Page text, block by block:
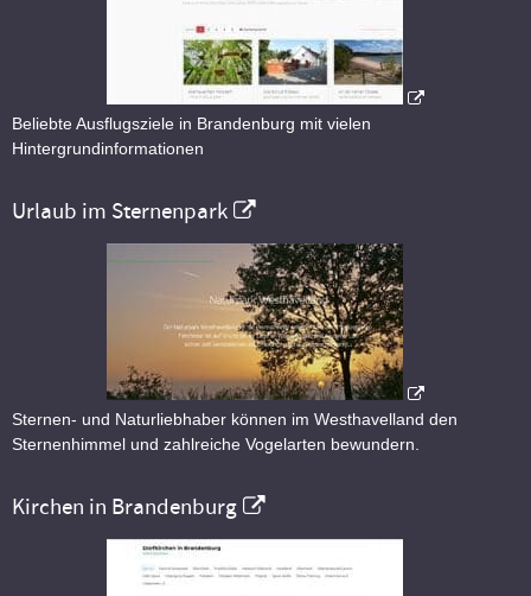
Beliebte Ausflugsziele in Brandenburg mit vielen
Hintergrundinformationen
Urlaub im Sternenpark
Sternen- und Naturliebhaber können im Westhavelland den
Sternenhimmel und zahlreiche Vogelarten bewundern.
Kirchen in Brandenburg